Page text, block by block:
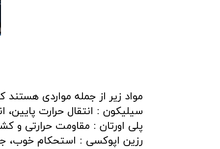
مواد زیر از جمله مواردی
سیلیکون : انتقال حرارت
پلی اورتان : مقاومت حرارتی و
رزین اپوکسی : استحکام خوب،